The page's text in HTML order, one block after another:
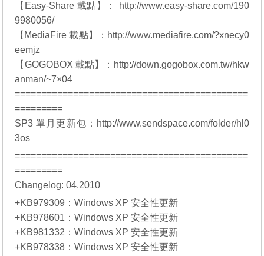
【Easy-Share 載點】： http://www.easy-share.com/190
9980056/
【MediaFire 載點】：http://www.mediafire.com/?xnecy0
eemjz
【GOGOBOX 載點】：http://down.gogobox.com.tw/hkw
anman/~7×04
============================================
=========
SP3 單月更新包：http://www.sendspace.com/folder/hl0
3os
============================================
=========
Changelog: 04.2010
+KB979309：Windows XP 安全性更新
+KB978601：Windows XP 安全性更新
+KB981332：Windows XP 安全性更新
+KB978338：Windows XP 安全性更新